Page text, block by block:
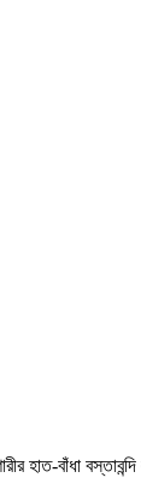
হাত-বাঁধা